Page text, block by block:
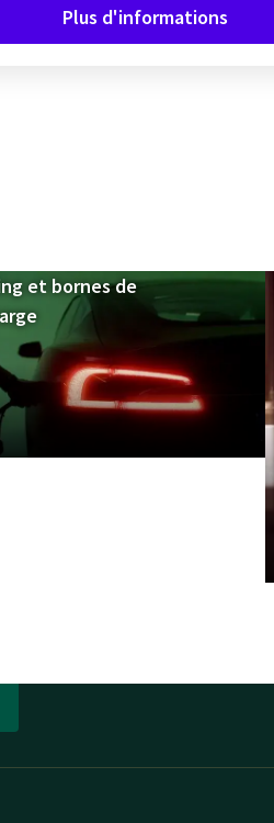
Plus d'informations
et bornes de